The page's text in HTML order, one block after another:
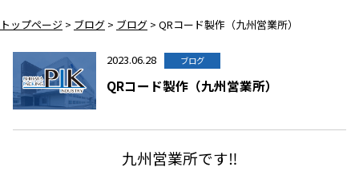
トップページ > ブログ > ブログ > QRコード製作（九州営業所）
2023.06.28 ブログ
QRコード製作（九州営業所）
九州営業所です‼